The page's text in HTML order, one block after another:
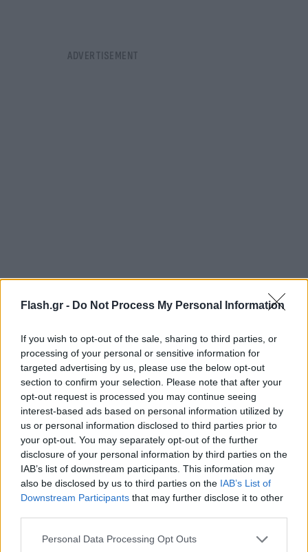
Flash.gr - Do Not Process My Personal Information
If you wish to opt-out of the sale, sharing to third parties, or
processing of your personal or sensitive information for
targeted advertising by us, please use the below opt-out
section to confirm your selection. Please note that after your
opt-out request is processed you may continue seeing
interest-based ads based on personal information utilized by
us or personal information disclosed to third parties prior to
your opt-out. You may separately opt-out of the further
disclosure of your personal information by third parties on the
IAB’s list of downstream participants. This information may
also be disclosed by us to third parties on the IAB’s List of
Downstream Participants that may further disclose it to other
Please note that this website/app uses one or more Google
Personal Data Processing Opt Outs
Σύμφωνα με τον δικηγόρο του, το έγκλημα έγινε
γιατί τον προσέβαλε ο πεθερός του. «Τον
μαζί του, ήταν οι μέρες καθορισμένες να πάρει
εκείνος το παιδί, διαπληκτίστηκε έντονα, ήταν η
κάκια στιγμή. Το όπλο το πέταξε, ήξερε ότι θα
συλληφθεί αλλά βρισκόταν σε σοκ γι’ αυτό
κρυβόταν», δήλωσε ο δικηγόρος του.
Οι κατηγορίες που τον βαραίνουν είναι για
ανθρωποκτονία από πρόθεση, απόπειρα
ανθρωποκτονίας, παράνομη οπλοφορία και